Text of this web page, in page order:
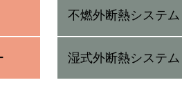
不燃外断熱システム
湿式外断熱システム